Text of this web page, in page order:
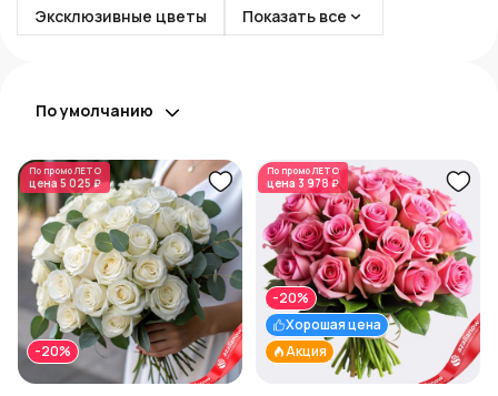
Эксклюзивные цветы
Показать все
По умолчанию
По промоЛЕТО
цена 5 025 ₽
-20%
По промоЛЕТО
цена 3 978 ₽
Акция
Хорошая цена
-20%